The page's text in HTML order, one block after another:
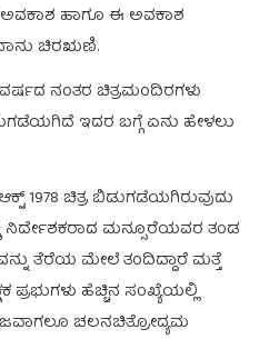
ಅವಕಾಶ ಹಾಗೂ ಈ ಅವಕಾಶ
ಚಿರಋಣಿ.
ನಂತರ ಚಿತ್ರಮಂದಿರಗಳು
ಇದರ ಬಗ್ಗೆ ಏನು ಹೇಳಲು
1978 ಚಿತ್ರ ಬಿಡುಗಡೆಯಗಿರುವುದು
ನಿರ್ದೇಶಕರಾದ ಮನ್ಸೂರೆಯವರ ತಂಡ
ತೆರೆಯ ಮೇಲೆ ತಂದಿದ್ದಾರೆ ಮತ್ತೆ
ಪ್ರಭುಗಳು ಹೆಚ್ಚಿನ ಸಂಖ್ಯೆಯಲ್ಲಿ
ಚಲನಚಿತ್ರೋದ್ಯಮ